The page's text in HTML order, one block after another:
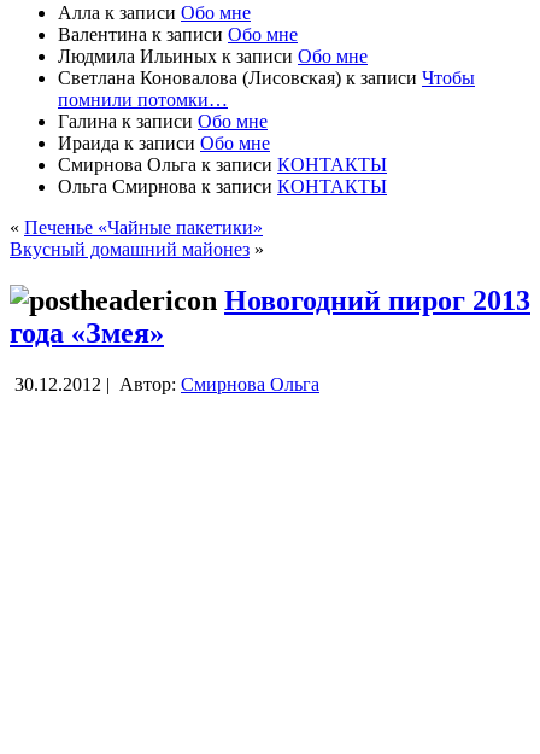
Алла к записи Обо мне
Валентина к записи Обо мне
Людмила Ильиных к записи Обо мне
Светлана Коновалова (Лисовская) к записи Чтобы
помнили потомки…
Галина к записи Обо мне
Ираида к записи Обо мне
Смирнова Ольга к записи КОНТАКТЫ
Ольга Смирнова к записи КОНТАКТЫ
« Печенье «Чайные пакетики»
Вкусный домашний майонез »
Новогодний пирог 2013
года «Змея»
30.12.2012 | Автор: Смирнова Ольга